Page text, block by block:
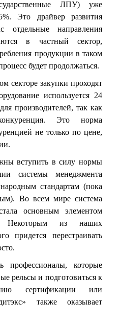
ЛПУ) уже
Это драйвер развития
отдельные направления
в частный сектор,
продукции в таком
будет продолжаться.
секторе закупки проходят
используется 24
производителей, так как
Это норма
не только по цене,
вступить в силу нормы
системы менеджмента
стандартам (пока
Во всем мире система
основным элементом
из наших
придется перестраивать
которые
рельсы и подготовиться к
сертификации или
также оказывает